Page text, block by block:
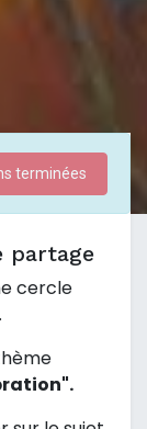
terminées
partage
cercle